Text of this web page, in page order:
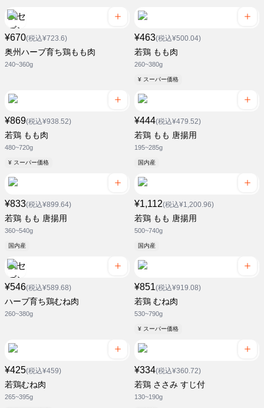
¥670(税込¥723.6)
奥州ハーブ育ち鶏もも肉
240~360g
¥463(税込¥500.04)
若鶏 もも肉
260~380g
¥ スーパー価格
¥869(税込¥938.52)
若鶏 もも肉
480~720g
¥ スーパー価格
¥444(税込¥479.52)
若鶏 もも 唐揚用
195~285g
国内産
¥833(税込¥899.64)
若鶏 もも 唐揚用
360~540g
国内産
¥1,112(税込¥1,200.96)
若鶏 もも 唐揚用
500~740g
国内産
¥546(税込¥589.68)
ハーブ育ち鶏むね肉
260~380g
¥851(税込¥919.08)
若鶏 むね肉
530~790g
¥ スーパー価格
¥425(税込¥459)
若鶏むね肉
265~395g
¥334(税込¥360.72)
若鶏 ささみ すじ付
130~190g